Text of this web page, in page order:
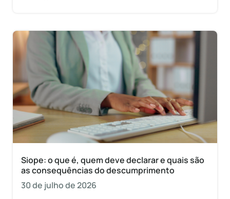
Siope: o que é, quem deve declarar e quais são
as consequências do descumprimento
30 de julho de 2026